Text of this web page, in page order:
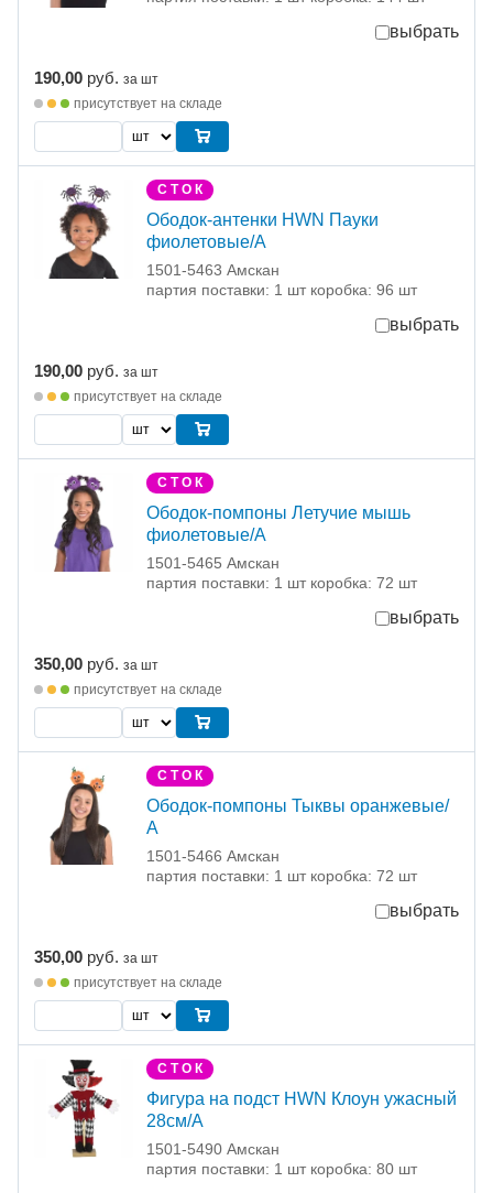
выбрать
190,00 руб. за шт
присутствует на складе
С Т О К
Ободок-антенки HWN Пауки
фиолетовые/А
1501-5463 Амскан
партия поставки: 1 шт коробка: 96 шт
выбрать
190,00 руб. за шт
присутствует на складе
С Т О К
Ободок-помпоны Летучие мышь
фиолетовые/А
1501-5465 Амскан
партия поставки: 1 шт коробка: 72 шт
выбрать
350,00 руб. за шт
присутствует на складе
С Т О К
Ободок-помпоны Тыквы оранжевые/
А
1501-5466 Амскан
партия поставки: 1 шт коробка: 72 шт
выбрать
350,00 руб. за шт
присутствует на складе
С Т О К
Фигура на подст HWN Клоун ужасный
28см/А
1501-5490 Амскан
партия поставки: 1 шт коробка: 80 шт